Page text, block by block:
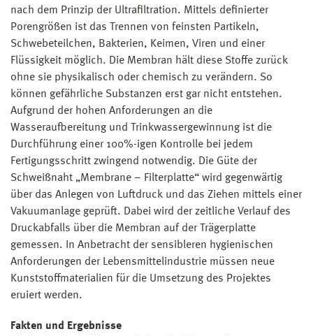
nach dem Prinzip der Ultrafiltration. Mittels definierter
Porengrößen ist das Trennen von feinsten Partikeln,
Schwebeteilchen, Bakterien, Keimen, Viren und einer
Flüssigkeit möglich. Die Membran hält diese Stoffe zurück
ohne sie physikalisch oder chemisch zu verändern. So
können gefährliche Substanzen erst gar nicht entstehen.
Aufgrund der hohen Anforderungen an die
Wasseraufbereitung und Trinkwassergewinnung ist die
Durchführung einer 100%-igen Kontrolle bei jedem
Fertigungsschritt zwingend notwendig. Die Güte der
Schweißnaht „Membrane – Filterplatte“ wird gegenwärtig
über das Anlegen von Luftdruck und das Ziehen mittels einer
Vakuumanlage geprüft. Dabei wird der zeitliche Verlauf des
Druckabfalls über die Membran auf der Trägerplatte
gemessen. In Anbetracht der sensibleren hygienischen
Anforderungen der Lebensmittelindustrie müssen neue
Kunststoffmaterialien für die Umsetzung des Projektes
eruiert werden.
Fakten und Ergebnisse